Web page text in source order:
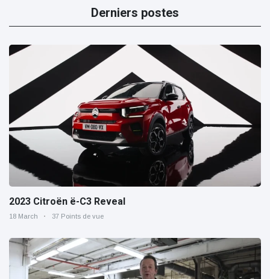
Derniers postes
2023 Citroën ë-C3 Reveal
18 March 37 Points de vue